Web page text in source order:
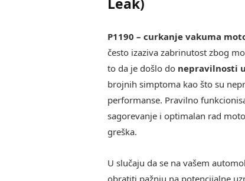
P1190 – curkanje vakuma
često izaziva zabrinutost zbog
to da je došlo do nepravilnosti
brojnih simptoma kao što su
performanse. Pravilno
sagorevanje i optimalan rad
greška.
U slučaju da se na vašem
obratiti pažnju na potencijalne